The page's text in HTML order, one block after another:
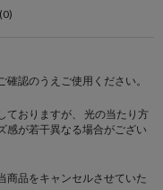
認のうえご使用ください。
おりますが、 光の当たり方
感が若干異なる場合がござい
品をキャンセルさせていた